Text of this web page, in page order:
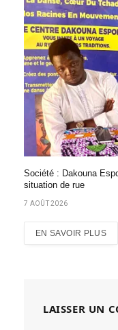
Société : Dakouna
situation de rue
7 AOÛT 2026
EN SAVOIR PLUS
LAISSER UN